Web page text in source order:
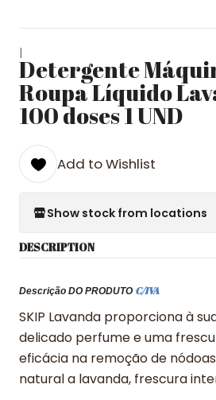
|
Detergente
Roupa Líquido
100 doses 1 UND
Add to Wishlist
Show stock from locations
DESCRIPTION
Descrição DO PRODUTO C/IVA
SKIP Lavanda proporciona à
delicado perfume e uma
eficácia na remoção de
natural a lavanda, frescura